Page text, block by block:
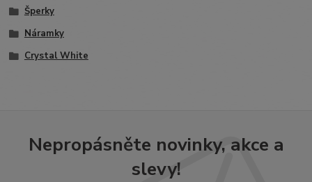
Šperky
Náramky
Crystal White
Nepropásněte novinky, akce a
slevy!